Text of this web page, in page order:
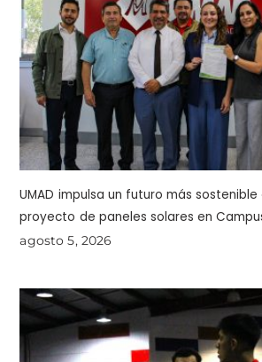
UMAD impulsa un futuro más
proyecto de paneles solares en
agosto 5, 2026